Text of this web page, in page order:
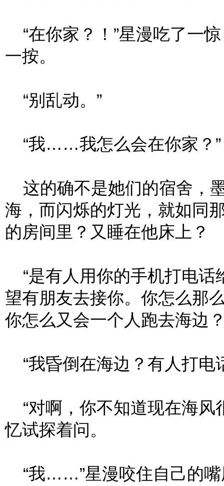
“在你家？！”星漫吃了一
一按。
“别乱动。”
“我……我怎么会在你家？”
这的确不是她们的宿舍，
海，而闪烁的灯光，就如同
的房间里？又睡在他床上？
“是有人用你的手机打电话
望有朋友去接你。你怎么那
你怎么又会一个人跑去海边
“我昏倒在海边？有人打电
“对啊，你不知道现在海风
忆试探着问。
“我……”星漫咬住自己的